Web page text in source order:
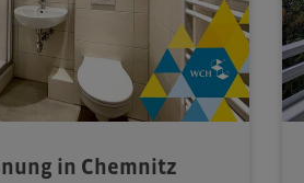
in Chemnitz